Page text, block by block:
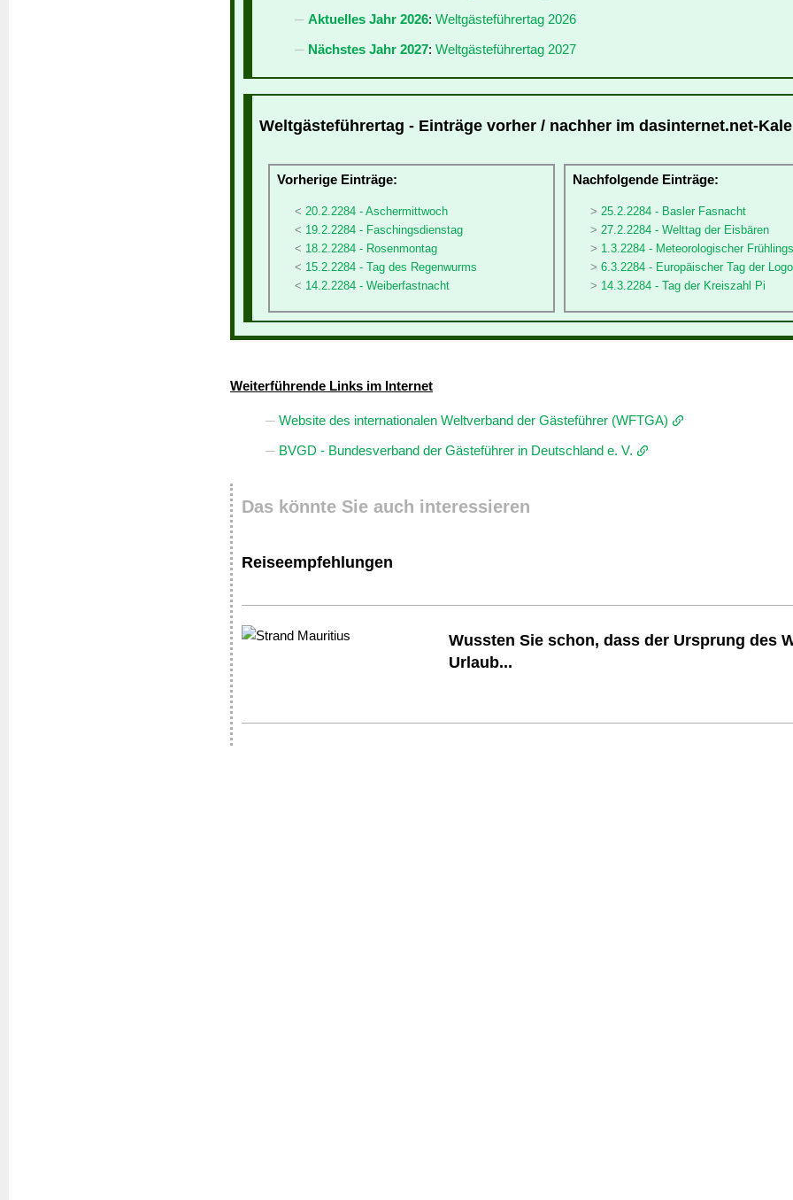
Aktuelles Jahr 2026: Weltgästeführertag 2026
Nächstes Jahr 2027: Weltgästeführertag 2027
Weltgästeführertag - Einträge vorher / nachher im dasinternet.net-
Vorherige Einträge:
20.2.2284 - Aschermittwoch
19.2.2284 - Faschingsdienstag
18.2.2284 - Rosenmontag
15.2.2284 - Tag des Regenwurms
14.2.2284 - Weiberfastnacht
Nachfolgende Einträge:
25.2.2284 - Basler Fasnacht
27.2.2284 - Welttag der Eisbären
1.3.2284 - Meteorologischer
6.3.2284 - Europäischer Tag der
14.3.2284 - Tag der Kreiszahl Pi
Weiterführende Links im Internet
Website des internationalen Weltverband der Gästeführer (WFTGA)
BVGD - Bundesverband der Gästeführer in Deutschland e. V.
Das könnte Sie auch interessieren
Reiseempfehlungen
Wussten Sie schon, dass der Ursprung des
Urlaub...